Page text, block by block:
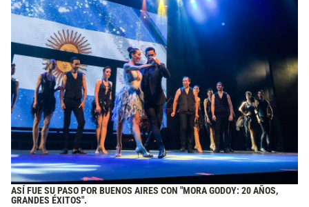
ASÍ FUE SU PASO POR BUENOS AIRES CON "MORA GODOY: 20 AÑOS,
GRANDES ÉXITOS".